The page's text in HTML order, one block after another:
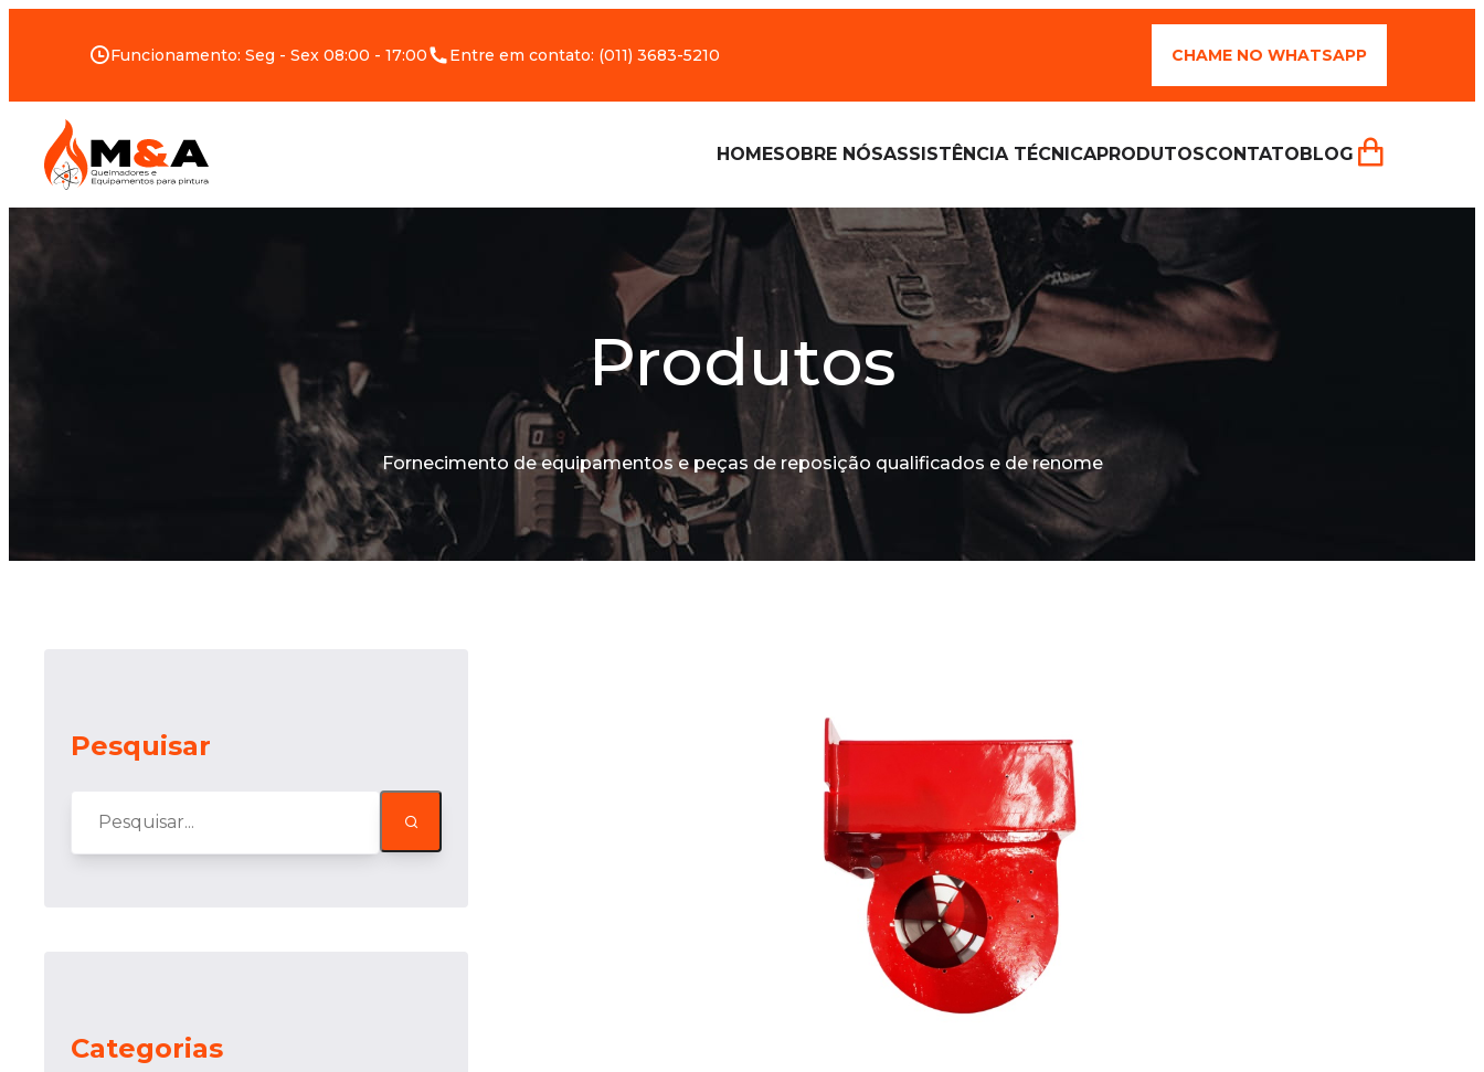
Funcionamento: Seg - Sex 08:00 - 17:00 Entre em contato: (011) 3683-5210 CHAME NO WHATSAPP
HOMESOBRE NÓSASSISTÊNCIA TÉCNICAPRODUTOSCONTATOBLOG
Produtos
Fornecimento de equipamentos e peças de reposição qualificados e de renome
Pesquisar
Categorias